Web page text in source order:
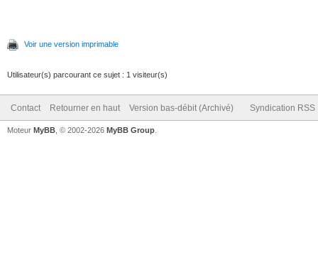
Voir une version imprimable
Utilisateur(s) parcourant ce sujet : 1 visiteur(s)
Contact Retourner en haut Version bas-débit (Archivé) Syndication RSS
Moteur MyBB , © 2002-2026 MyBB Group